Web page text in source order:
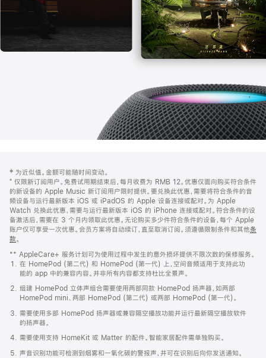
页
页
脚
注
‡ 为近似值。金额可能随时间变动。
⁺ 仅限新订阅用户。免费试用期结束后，每月收费为 RMB 12。优惠仅面向购买符合条件
的新设备的 Apple Music 新订阅用户限时提供。要兑换此优惠，需要将符合条件的音
频设备与运行最新版本 iOS 或 iPadOS 的 Apple 设备连接或配对。为 Apple
Watch 兑换此优惠，需要与运行最新版本 iOS 的 iPhone 连接或配对。符合条件的设
备激活后，需要在 3 个月内领取此优惠。无论购买多少件符合条件的设备，每个 Apple
账户仅可享受一次优惠。会员方案将自动续订，直至取消订阅。须遵循限制条件和其他条
款。
窗
口
中
打
开)
** AppleCare+ 服务计划可为使用过程中发生的意外损坏提供不限次数的保修服务。
在 HomePod (第二代) 和 HomePod (第一代) 上，空间音频适用于支持此功
能的 app 中的兼容内容。并非所有内容都支持杜比全景声。
组建 HomePod 立体声组合需要使用两部同款 HomePod 扬声器，如两部
HomePod mini、两部 HomePod (第二代) 或两部 HomePod (第一代)。
需要使用多部 HomePod 扬声器或兼容隔空播放功能并运行最新隔空播放软件
的扬声器。
需要使用支持 HomeKit 或 Matter 的配件。智能家居配件需单独购买。
声音识别功能可检测到烟雾和一氧化碳的警报声，并可在识别后向你发送通知。